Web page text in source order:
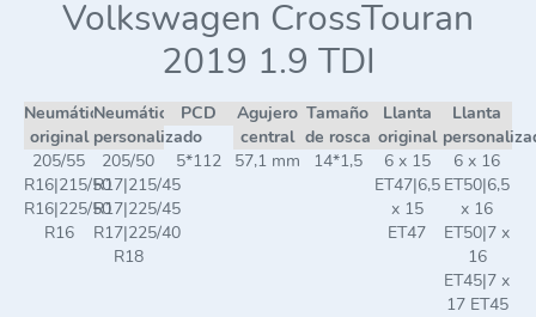
Volkswagen CrossTouran
2019 1.9 TDI
Neumático
original
Neumático
personalizado
PCD
Agujero
central
Tamaño
de rosca
Llanta
original
Llanta
205/55
R16|215/50
R16|225/50
R16
205/50
R17|215/45
R17|225/45
R17|225/40
R18
5*112 57,1 mm 14*1,5
6 x 15
ET47|6,5
x 15
ET47
6 x 16
ET50|6,5
x 16
ET50|7 x
16
ET45|7 x
17 ET45